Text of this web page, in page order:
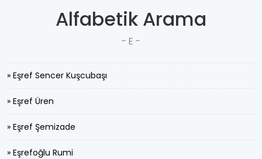
Alfabetik Arama
- E -
» Eşref Sencer Kuşcubaşı
» Eşref Üren
» Eşref Şemizade
» Eşrefoğlu Rumi